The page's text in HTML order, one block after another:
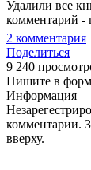
Удалили все
комментарий -
2 комментария
Поделиться
9 240
Пишите в
Информация
комментарии.
вверху.